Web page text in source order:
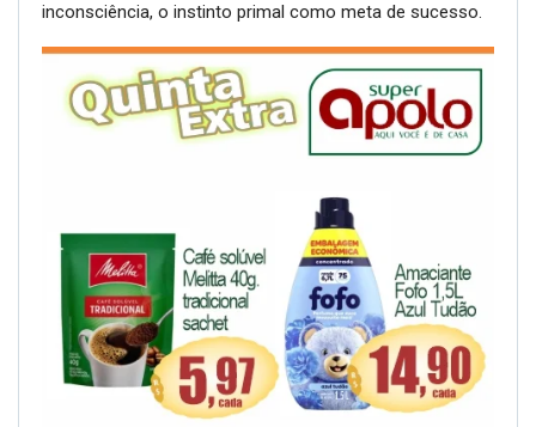
inconsciência, o instinto primal como meta de sucesso.